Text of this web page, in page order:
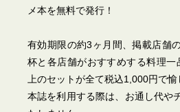
メ本を無料で発行！
有効期限の約3ヶ月間、掲載店舗
杯と各店舗がおすすめする料理一
上のセットが全て税込1,000円で愉
本誌を利用する際は、お通し代や